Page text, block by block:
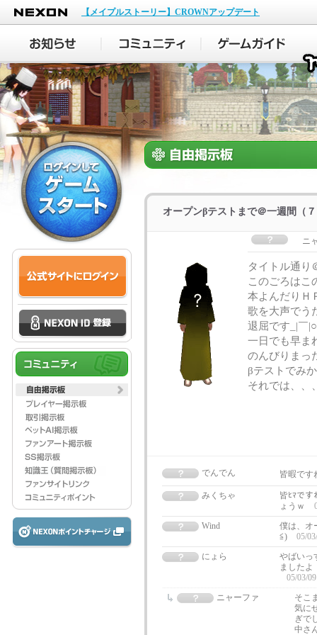
NEXON
【メイプルストーリー】CROWNアップデート
オープンβテストまで＠一週間（
ニ
タイトル通り
このごろはこ
本よんだりＨ
歌を大声でう
退屈です_|￣|○
一日でも早ま
のんびりまっ
βテストでみ
それでは、、
でんでん 皆暇です
みくちゃ
皆ﾋﾏです
ょうｗ
Wind
僕は、オ
≦)
05/
にょら
やばいっ
ましたよ
05/03/
ニャーファ
そこ
気に
ぎで
中さ